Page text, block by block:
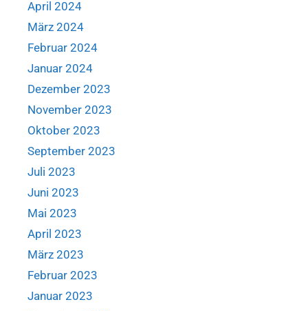
April 2024
März 2024
Februar 2024
Januar 2024
Dezember 2023
November 2023
Oktober 2023
September 2023
Juli 2023
Juni 2023
Mai 2023
April 2023
März 2023
Februar 2023
Januar 2023